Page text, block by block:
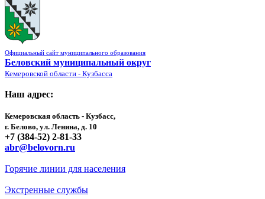
Официальный сайт муниципального образования
Беловский муниципальный округ
Кемеровской области - Кузбасса
Наш адрес:
Кемеровская область - Кузбасс,
г. Белово, ул. Ленина, д. 10
+7 (384-52) 2-81-33
abr@belovorn.ru
Горячие линии для населения
Экстренные службы